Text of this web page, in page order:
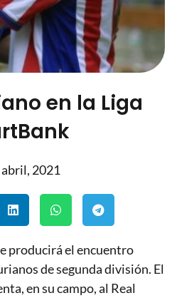
en la Liga
abril, 2021
producirá el encuentro
de segunda división. El
en su campo, al Real